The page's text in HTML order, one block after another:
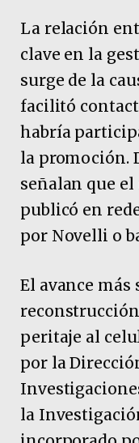
La relación
clave en la
surge de la
facilitó
habría
la promoción.
señalan que
publicó en
por Novelli o
El avance
peritaje al
por la
la